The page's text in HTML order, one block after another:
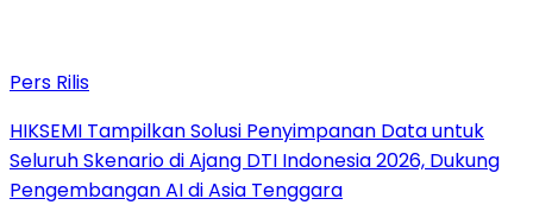
Pers Rilis
HIKSEMI Tampilkan Solusi Penyimpanan Data untuk
Seluruh Skenario di Ajang DTI Indonesia 2026, Dukung
Pengembangan AI di Asia Tenggara